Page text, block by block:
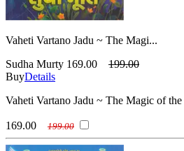
Vaheti Vartano Jadu ~ The Magi...
Sudha Murty 169.00
199.00
BuyDetails
Vaheti Vartano Jadu ~ The Magic of
169.00 199.00